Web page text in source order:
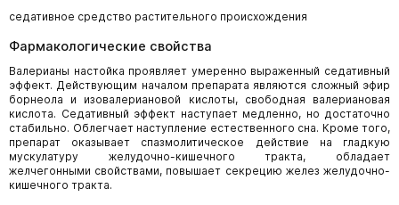
седативное средство растительного происхождения
Фармакологические свойства
Валерианы настойка проявляет умеренно выраженный седативный
эффект. Действующим началом препарата являются сложный эфир
борнеола и изовалериановой кислоты, свободная валериановая
кислота. Седативный эффект наступает медленно, но достаточно
стабильно. Облегчает наступление естественного сна. Кроме того,
препарат оказывает спазмолитическое действие на гладкую
мускулатуру желудочно-кишечного тракта, обладает
желчегонными свойствами, повышает секрецию желез желудочно-
кишечного тракта.